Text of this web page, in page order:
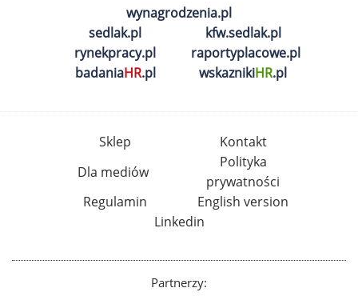
wynagrodzenia.pl
sedlak.pl
kfw.sedlak.pl
rynekpracy.pl
raportyplacowe.pl
badaniaHR.pl wskaznikiHR.pl
Sklep
Kontakt
Dla mediów
Polityka
prywatności
Regulamin
English version
Linkedin
Partnerzy: